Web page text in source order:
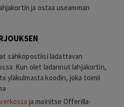
ja ostaa useamman
sähköpostiisi ladattavan
Kun olet ladannut lahjakortin,
yläkulmasta koodin, joka toimii
verkossa ja mainitse Offerilla-